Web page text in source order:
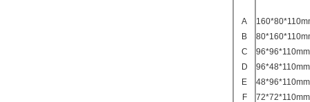
A
B
C
D
E
F